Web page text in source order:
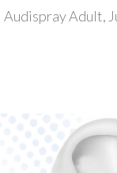
Audispray Adult,